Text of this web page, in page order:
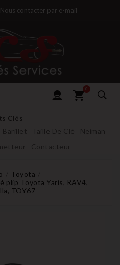
Nous contacter par e-mail
0
Clés
Barillet Taille De Clé
Neiman
Contacteur
Toyota
plip Toyota Yaris, RAV4,
TOY67